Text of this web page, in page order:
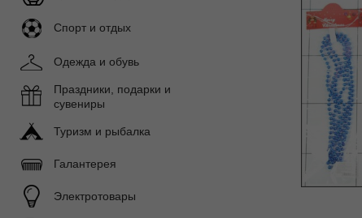
Спорт и отдых
Одежда и обувь
Праздники, подарки и
сувениры
Туризм и рыбалка
Галантерея
Электротовары